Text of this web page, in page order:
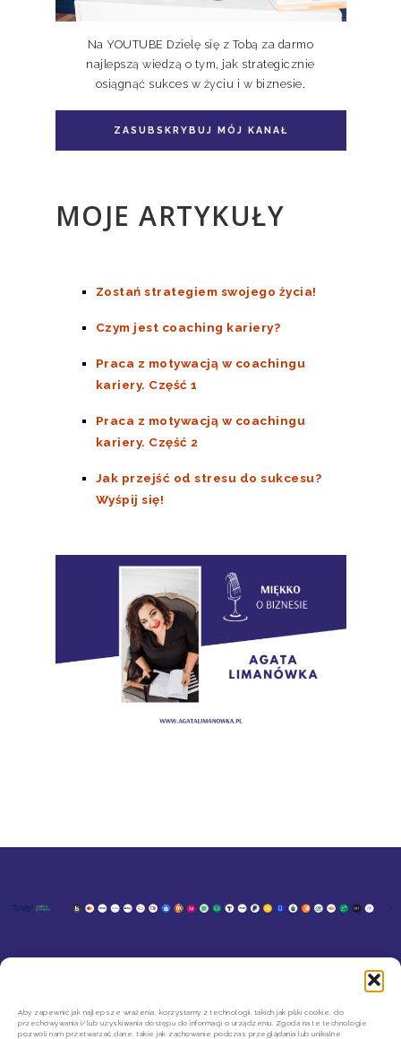
Aby zapewnić jak najlepsze wrażenia, korzystamy z technologii, takich jak pliki cookie, do
przechowywania i/lub uzyskiwania dostępu do informacji o urządzeniu. Zgoda na te technologie
pozwoli nam przetwarzać dane, takie jak zachowanie podczas przeglądania lub unikalne
Pakiet książka + e-book Doskonale
Niedoskonali TOM II
Na YOUTUBE Dzielę się z Tobą za darmo
najlepszą wiedzą o tym, jak strategicznie
osiągnąć sukces w życiu i w biznesie.
ZASUBSKRYBUJ MÓJ KANAŁ
MOJE ARTYKUŁY
Zostań strategiem swojego życia!
Czym jest coaching kariery?
Praca z motywacją w coachingu
kariery. Część 1
Praca z motywacją w coachingu
kariery. Część 2
Jak przejść od stresu do sukcesu?
Wyśpij się!
REGULAMIN SKLEPU
POLITYKA PRYWATNOŚCI